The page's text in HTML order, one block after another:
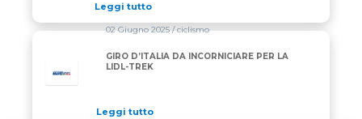
Leggi tutto
02 Giugno 2025/ ciclismo
GIRO D’ITALIA DA INCORNICIARE PER LA
LIDL-TREK
Leggi tutto